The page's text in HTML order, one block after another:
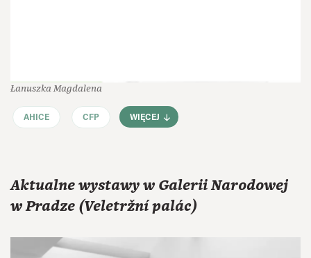
Łanuszka Magdalena
AHICE CFP WIĘCEJ
Aktualne wystawy w Galerii Narodowej
w Pradze (Veletržní palác)